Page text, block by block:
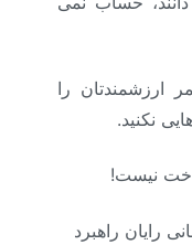
ارزشمندتان را
نکنید.
نیست!
رایان راهبرد